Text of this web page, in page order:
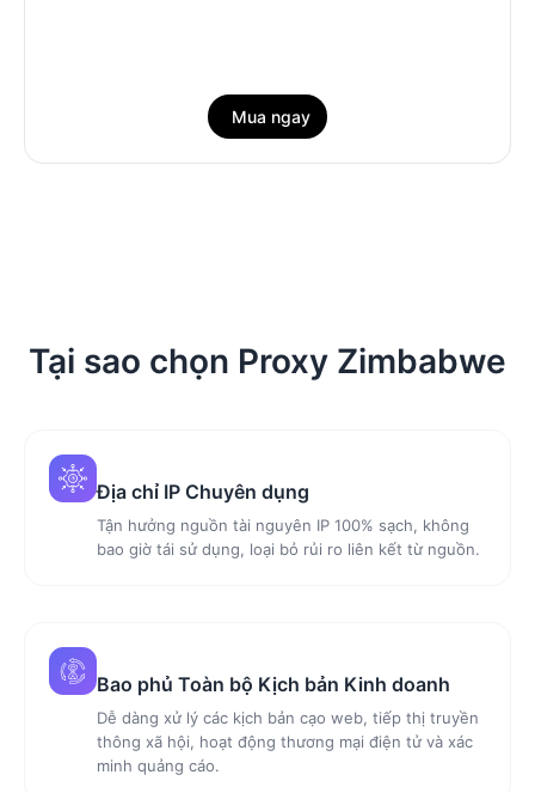
Mua ngay
Tại sao chọn Proxy Zimbabwe
Địa chỉ IP Chuyên dụng
Tận hưởng nguồn tài nguyên IP 100% sạch, không
bao giờ tái sử dụng, loại bỏ rủi ro liên kết từ nguồn.
Bao phủ Toàn bộ Kịch bản Kinh doanh
Dễ dàng xử lý các kịch bản cạo web, tiếp thị truyền
thông xã hội, hoạt động thương mại điện tử và xác
minh quảng cáo.